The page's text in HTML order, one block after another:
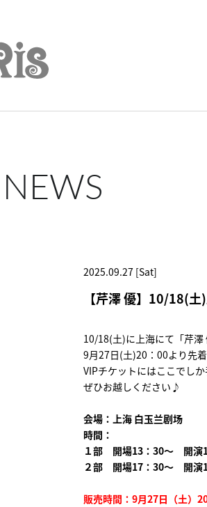
NEWS
2025.09.27 [Sat]
【芹澤 優】10/18(
10/18(土)に上海にて「芹
9月27日(土)20：00より先
VIPチケットにはここでし
ぜひお越しください♪
会場：上海 白玉兰剧场
時間：
１部 開場13：30～ 開演
２部 開場17：30～ 開演
販売時間：9月27日（土）